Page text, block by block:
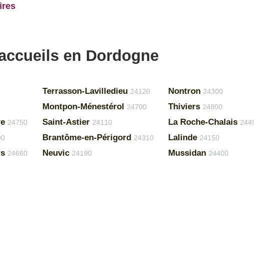
en Dordogne
24750
24660
Terrasson-Lavilledieu 24120
Montpon-Ménestérol 24700
Saint-Astier 24110
Brantôme-en-Périgord 24310
Neuvic 24190
Nontron 24300
Thiviers 24800
La Roche-Chalais
Lalinde 24150
Mussidan 24400